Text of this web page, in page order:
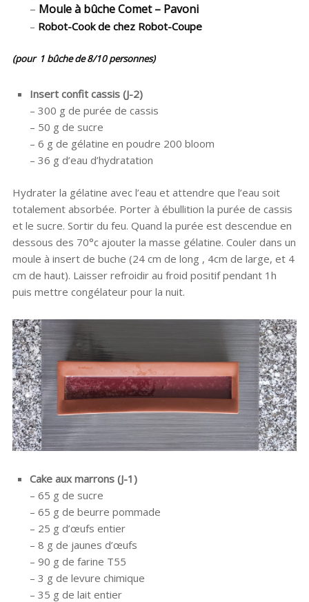
– Moule à bûche Comet – Pavoni
– Robot-Cook de chez Robot-Coupe
(pour 1 bûche de 8/10 personnes)
Insert confit cassis (J-2)
– 300 g de purée de cassis
– 50 g de sucre
– 6 g de gélatine en poudre 200 bloom
– 36 g d’eau d’hydratation
Hydrater la gélatine avec l’eau et attendre que l’eau soit
totalement absorbée. Porter à ébullition la purée de cassis
et le sucre. Sortir du feu. Quand la purée est descendue en
dessous des 70°c ajouter la masse gélatine. Couler dans un
moule à insert de buche (24 cm de long , 4cm de large, et 4
cm de haut). Laisser refroidir au froid positif pendant 1h
puis mettre congélateur pour la nuit.
Cake aux marrons (J-1)
– 65 g de sucre
– 65 g de beurre pommade
– 25 g d’œufs entier
– 8 g de jaunes d’œufs
– 90 g de farine T55
– 3 g de levure chimique
– 35 g de lait entier